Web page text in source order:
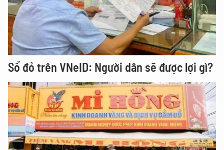
Sổ đỏ trên VNeID: Người dân sẽ được lợi gì?